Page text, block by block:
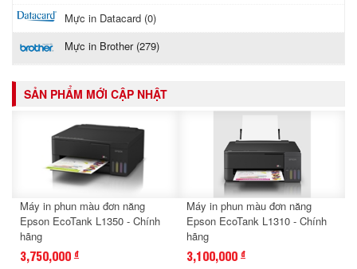
Mực in Datacard (0)
Mực in Brother (279)
SẢN PHẨM MỚI CẬP NHẬT
Máy in phun màu đơn năng
Epson EcoTank L1350 - Chính
hãng
3,750,000 đ
Máy in phun màu đơn năng
Epson EcoTank L1310 - Chính
hãng
3,100,000 đ